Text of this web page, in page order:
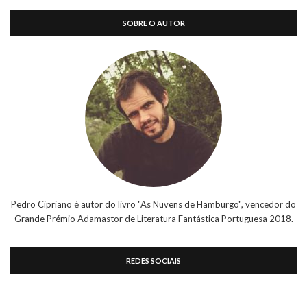
SOBRE O AUTOR
Pedro Cipriano é autor do livro "As Nuvens de Hamburgo", vencedor do
Grande Prémio Adamastor de Literatura Fantástica Portuguesa 2018.
REDES SOCIAIS